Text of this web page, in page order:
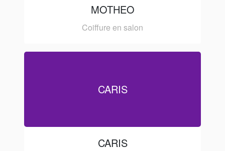
MOTHEO
Coiffure en salon
CARIS
CARIS